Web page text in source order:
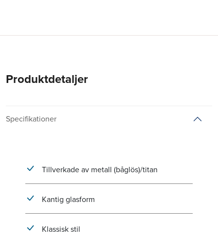
Produktdetaljer
Specifikationer
Tillverkade av metall (båglös)/titan
Kantig glasform
Klassisk stil